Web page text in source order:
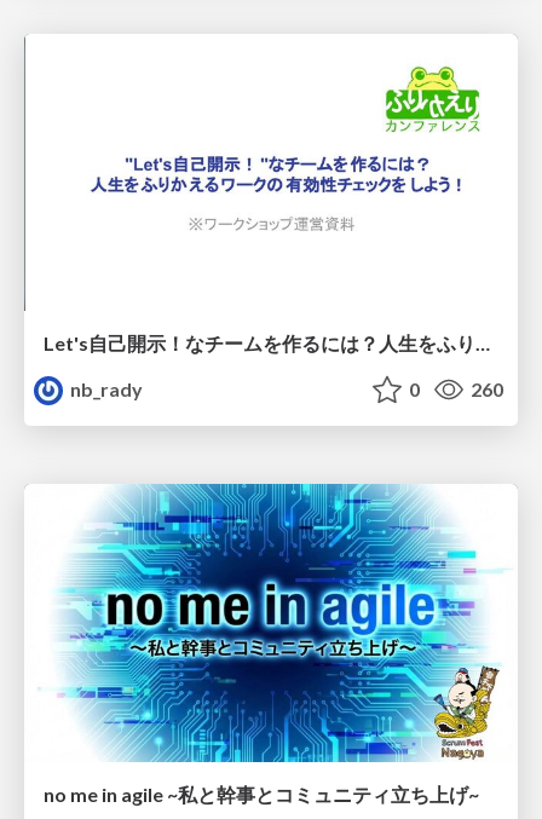
Let's自己開示！なチームを作るには？人生をふりかえるワークの有効性チェックをしよう！
nb_rady
0 260
no me in agile ~私と幹事とコミュニティ立ち上げ~